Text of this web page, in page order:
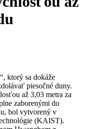
ktorý sa dokáže
piesočné duny.
až 3,03 metra za
zaborenými do
bol vytvorený v
(KAIST).